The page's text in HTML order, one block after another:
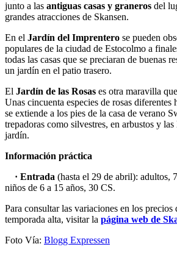
junto a las antiguas casas y graneros del
grandes atracciones de Skansen.
En el Jardín del Imprentero se pueden
populares de la ciudad de Estocolmo a
todas las casas que se preciaran de buenas
un jardín en el patio trasero.
El Jardín de las Rosas es otra maravilla
Unas cincuenta especies de rosas diferentes
se extiende a los pies de la casa de verano
trepadoras como silvestres, en arbustos y las
jardín.
Información práctica
· Entrada (hasta el 29 de abril): adultos,
niños de 6 a 15 años, 30 CS.
Para consultar las variaciones en los precios
temporada alta, visitar la página web de
Foto Vía: Blogg Expressen